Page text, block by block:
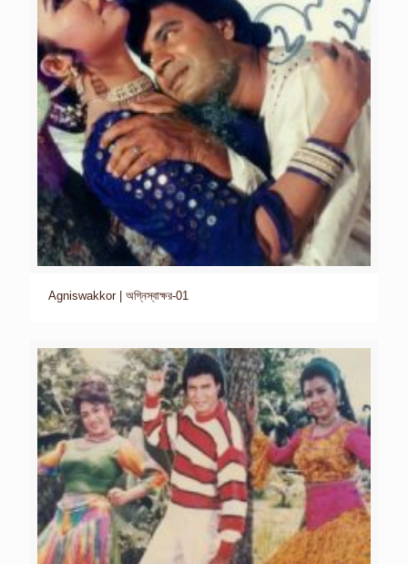
Agniswakkor | অগ্নিস্বাক্ষর-01